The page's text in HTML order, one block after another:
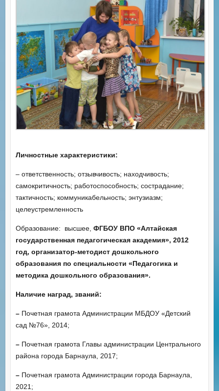
Личностные характеристики:
– ответственность; отзывчивость; находчивость;
самокритичность; работоспособность; сострадание;
тактичность; коммуникабельность; энтузиазм;
целеустремленность
Образование: высшее, ФГБОУ ВПО «Алтайская
государственная педагогическая академия», 2012
год, организатор-методист дошкольного
образования по специальности «Педагогика и
методика дошкольного образования».
Наличие наград, званий:
– Почетная грамота Администрации МБДОУ «Детский
сад №76», 2014;
– Почетная грамота Главы администрации Центрального
района города Барнаула, 2017;
– Почетная грамота Администрации города Барнаула,
2021;